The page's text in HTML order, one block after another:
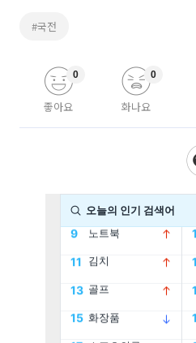
#국전
좋아요
0
화나요
0